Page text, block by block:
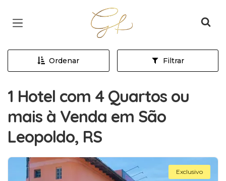
Página inicial
Ordenar Filtrar
1 Hotel com 4 Quartos ou
mais à Venda em São
Leopoldo, RS
Exclusivo